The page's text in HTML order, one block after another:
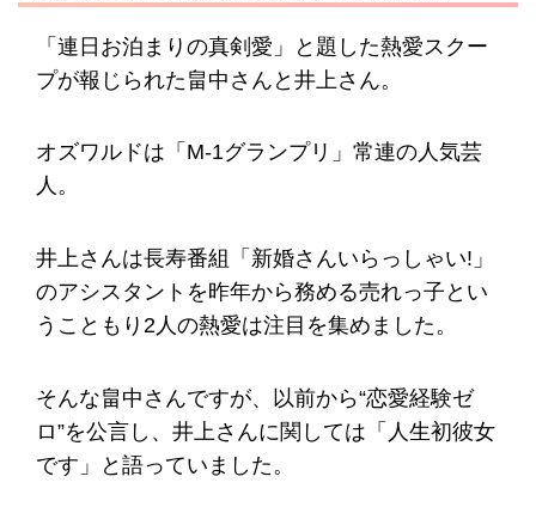
「連日お泊まりの真剣愛」と題した熱愛スクー
プが報じられた畠中さんと井上さん。
オズワルドは「M-1グランプリ」常連の人気芸
人。
井上さんは長寿番組「新婚さんいらっしゃい!」
のアシスタントを昨年から務める売れっ子とい
うこともり2人の熱愛は注目を集めました。
そんな畠中さんですが、以前から“恋愛経験ゼ
ロ”を公言し、井上さんに関しては「人生初彼女
です」と語っていました。